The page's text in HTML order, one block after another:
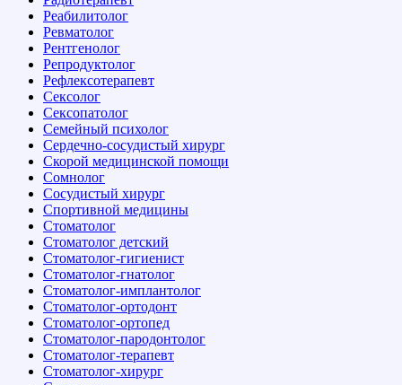
Реабилитолог
Ревматолог
Рентгенолог
Репродуктолог
Рефлексотерапевт
Сексолог
Сексопатолог
Семейный психолог
Сердечно-сосудистый хирург
Скорой медицинской помощи
Сомнолог
Сосудистый хирург
Спортивной медицины
Стоматолог
Стоматолог детский
Стоматолог-гигиенист
Стоматолог-гнатолог
Стоматолог-имплантолог
Стоматолог-ортодонт
Стоматолог-ортопед
Стоматолог-пародонтолог
Стоматолог-терапевт
Стоматолог-хирург